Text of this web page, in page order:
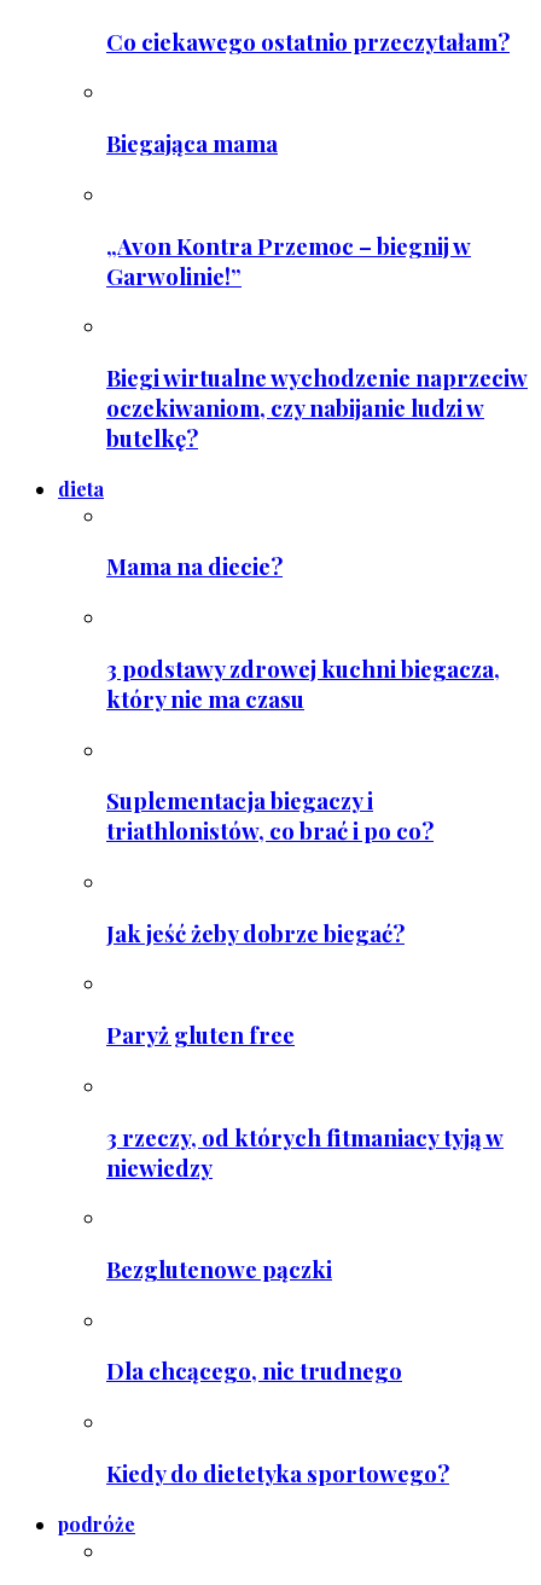
Co ciekawego ostatnio przeczytałam?
Biegająca mama
„Avon Kontra Przemoc – biegnij w
Garwolinie!”
Biegi wirtualne wychodzenie naprzeciw
oczekiwaniom, czy nabijanie ludzi w
butelkę?
dieta
Mama na diecie?
3 podstawy zdrowej kuchni biegacza,
który nie ma czasu
Suplementacja biegaczy i
triathlonistów, co brać i po co?
Jak jeść żeby dobrze biegać?
Paryż gluten free
3 rzeczy, od których fitmaniacy tyją w
niewiedzy
Bezglutenowe pączki
Dla chcącego, nic trudnego
Kiedy do dietetyka sportowego?
podróże